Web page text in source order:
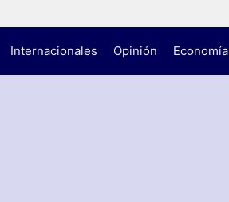
Internacionales Opinión Economía